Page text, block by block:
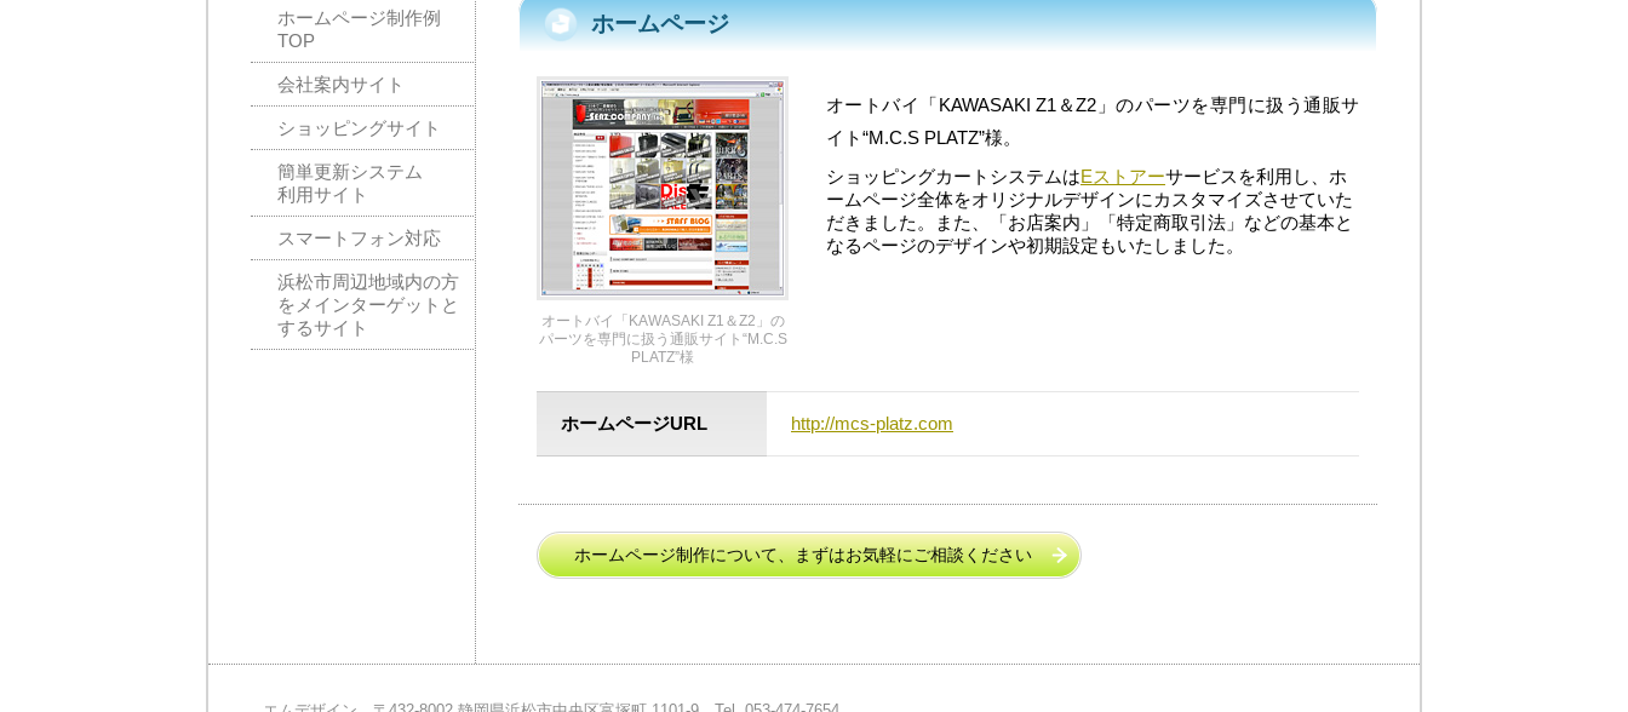
ホームページ
オートバイ「KAWASAKI Z1＆Z2」の
パーツを専門に扱う通販サイト“M.C.S
PLATZ”様
オートバイ「KAWASAKI Z1＆Z2」のパーツを専門に扱う通販サ
イト“M.C.S PLATZ”様。
ショッピングカートシステムはEストアーサービスを利用し、ホ
ームページ全体をオリジナルデザインにカスタマイズさせていた
だきました。また、「お店案内」「特定商取引法」などの基本と
なるページのデザインや初期設定もいたしました。
ホームページURL http://mcs-platz.com
ホームページ制作について、まずはお気軽にご相談ください
ホームページ制作例
TOP
会社案内サイト
ショッピングサイト
簡単更新システム
利用サイト
スマートフォン対応
浜松市周辺地域内の方
をメインターゲットと
するサイト